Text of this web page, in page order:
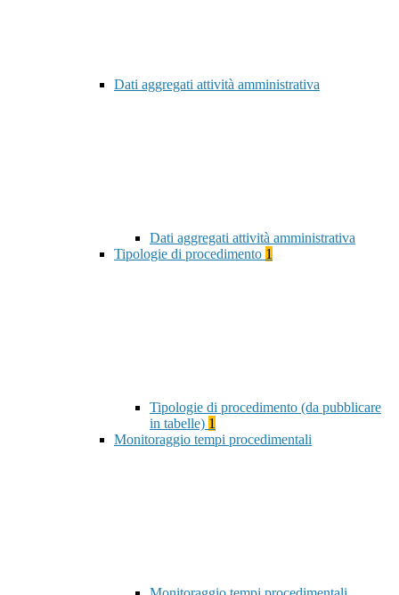
Dati aggregati attività amministrativa
Dati aggregati attività amministrativa
Tipologie di procedimento 1
Tipologie di procedimento (da pubblicare
in tabelle) 1
Monitoraggio tempi procedimentali